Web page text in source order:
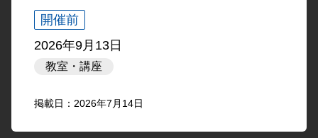
開催前
2026年9月13日
教室・講座
掲載日：2026年7月14日